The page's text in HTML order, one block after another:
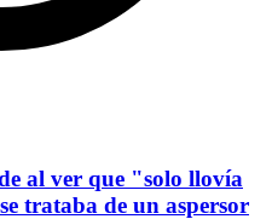
al ver que "solo llovía
trataba de un aspersor